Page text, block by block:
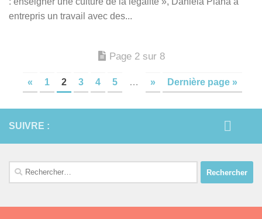
entrepris un travail avec des...
Page 2 sur 8
« 1 2 3 4 5 … » Dernière page »
SUIVRE :
Rechercher :